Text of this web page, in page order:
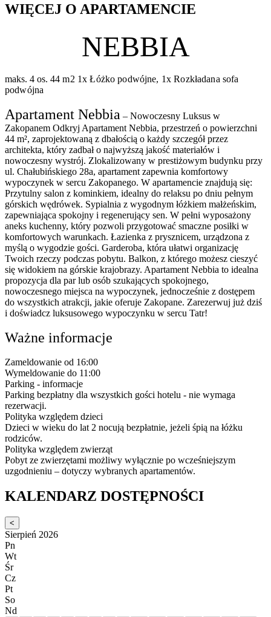
WIĘCEJ O APARTAMENCIE
NEBBIA
maks. 4 os. 44 m2 1x Łóżko podwójne, 1x Rozkładana sofa
podwójna
Apartament Nebbia – Nowoczesny Luksus w
Zakopanem Odkryj Apartament Nebbia, przestrzeń o powierzchni
44 m², zaprojektowaną z dbałością o każdy szczegół przez
architekta, który zadbał o najwyższą jakość materiałów i
nowoczesny wystrój. Zlokalizowany w prestiżowym budynku przy
ul. Chałubińskiego 28a, apartament zapewnia komfortowy
wypoczynek w sercu Zakopanego. W apartamencie znajdują się:
Przytulny salon z kominkiem, idealny do relaksu po dniu pełnym
górskich wędrówek. Sypialnia z wygodnym łóżkiem małżeńskim,
zapewniająca spokojny i regenerujący sen. W pełni wyposażony
aneks kuchenny, który pozwoli przygotować smaczne posiłki w
komfortowych warunkach. Łazienka z prysznicem, urządzona z
myślą o wygodzie gości. Garderoba, która ułatwi organizację
Twoich rzeczy podczas pobytu. Balkon, z którego możesz cieszyć
się widokiem na górskie krajobrazy. Apartament Nebbia to idealna
propozycja dla par lub osób szukających spokojnego,
nowoczesnego miejsca na wypoczynek, jednocześnie z dostępem
do wszystkich atrakcji, jakie oferuje Zakopane. Zarezerwuj już dziś
i doświadcz luksusowego wypoczynku w sercu Tatr!
Ważne informacje
Zameldowanie od 16:00
Wymeldowanie do 11:00
Parking - informacje
Parking bezpłatny dla wszystkich gości hotelu - nie wymaga
rezerwacji.
Polityka względem dzieci
Dzieci w wieku do lat 2 nocują bezpłatnie, jeżeli śpią na łóżku
rodziców.
Polityka względem zwierząt
Pobyt ze zwierzętami możliwy wyłącznie po wcześniejszym
uzgodnieniu – dotyczy wybranych apartamentów.
KALENDARZ DOSTĘPNOŚCI
<
Sierpień 2026
Pn
Wt
Śr
Cz
Pt
So
Nd